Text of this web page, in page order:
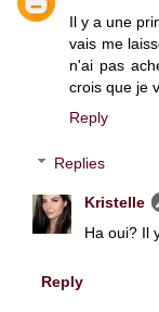
Il y a une
vais me
n'ai pas
crois que je
Reply
Replies
Kristelle
Ha oui? Il
Reply